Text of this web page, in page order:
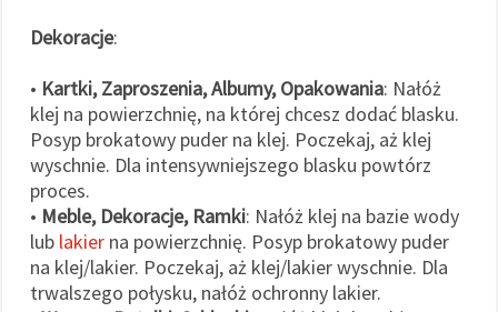
Dekoracje:
• Kartki, Zaproszenia, Albumy, Opakowania: Nałóż
klej na powierzchnię, na której chcesz dodać blasku.
Posyp brokatowy puder na klej. Poczekaj, aż klej
wyschnie. Dla intensywniejszego blasku powtórz
proces.
• Meble, Dekoracje, Ramki: Nałóż klej na bazie wody
lub lakier na powierzchnię. Posyp brokatowy puder
na klej/lakier. Poczekaj, aż klej/lakier wyschnie. Dla
trwalszego połysku, nałóż ochronny lakier.